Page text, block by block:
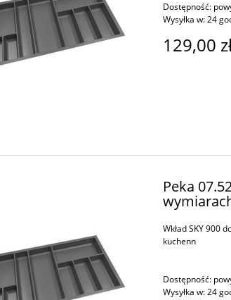
Dostępność:
Wysyłka w:24
129,00
Peka
Wkład SKY 900
kuchenn
Dostępność:
Wysyłka w:24